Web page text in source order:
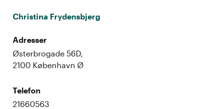
Christina Frydensbjerg
Adresser
Østerbrogade 56D,
2100 København Ø
Telefon
21660563